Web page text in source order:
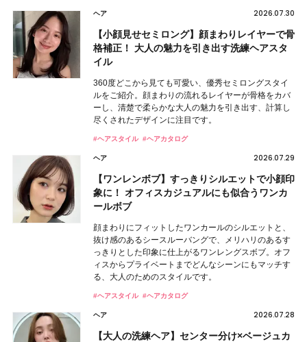
ヘア 2026.07.30
【小顔見せセミロング】顔まわりレイヤーで骨
格補正！ 大人の魅力を引き出す洗練ヘアスタ
イル
360度どこから見ても可愛い、優秀セミロングスタイ
ルをご紹介。顔まわりの流れるレイヤーが骨格をカバ
ーし、清楚で柔らかな大人の魅力を引き出す、計算し
尽くされたデザインに注目です。
#ヘアスタイル #ヘアカタログ
ヘア 2026.07.29
【ワンレンボブ】すっきりシルエットで小顔印
象に！ オフィスカジュアルにも似合うワンカ
ールボブ
顔まわりにフィットしたワンカールのシルエットと、
抜け感のあるシースルーバングで、メリハリのあるす
っきりとした印象に仕上がるワンレングスボブ。オフ
ィスからプライベートまでどんなシーンにもマッチす
る、大人のためのスタイルです。
#ヘアスタイル #ヘアカタログ
ヘア 2026.07.28
【大人の洗練ヘア】センター分け×ベージュカ